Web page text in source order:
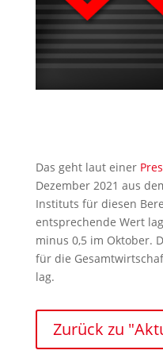
Das geht laut einer
Dezember 2021 aus
Instituts für diesen
entsprechende Wert
minus 0,5 im Oktober.
für die
lag.
Zurück zu